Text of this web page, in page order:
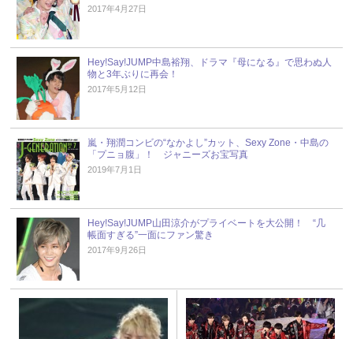
2017年4月27日
Hey!Say!JUMP中島裕翔、ドラマ『母になる』で思わぬ人
物と3年ぶりに再会！
2017年5月12日
嵐・翔潤コンビの“なかよし”カット、Sexy Zone・中島の
「プニョ腹」！ ジャニーズお宝写真
2019年7月1日
Hey!Say!JUMP山田涼介がプライベートを大公開！ “几
帳面すぎる”一面にファン驚き
2017年9月26日